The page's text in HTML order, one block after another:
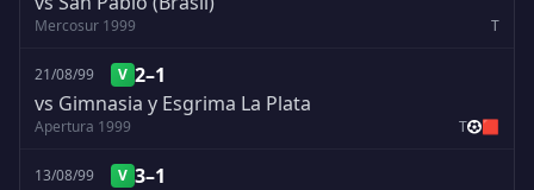
Mercosur 1999 T
21/08/99 V 2–1
vs Gimnasia y Esgrima La Plata
Apertura 1999 T 🟥
13/08/99 V 3–1